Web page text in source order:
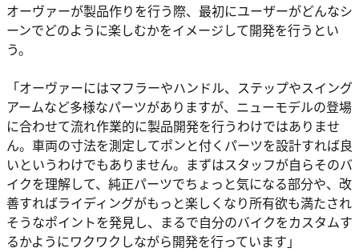
オーヴァーが製品作りを行う際、最初にユーザーがどんなシ
ーンでどのように楽しむかをイメージして開発を行うとい
う。
「オーヴァーにはマフラーやハンドル、ステップやスイング
アームなど多様なパーツがありますが、ニューモデルの登場
に合わせて流れ作業的に製品開発を行うわけではありませ
ん。車両の寸法を測定してポンと付くパーツを設計すれば良
いというわけでもありません。まずはスタッフが自らそのバ
イクを理解して、純正パーツでちょっと気になる部分や、改
善すればライディングがもっと楽しくなり所有欲も満たされ
そうなポイントを発見し、まるで自分のバイクをカスタムす
るかようにワクワクしながら開発を行っています」